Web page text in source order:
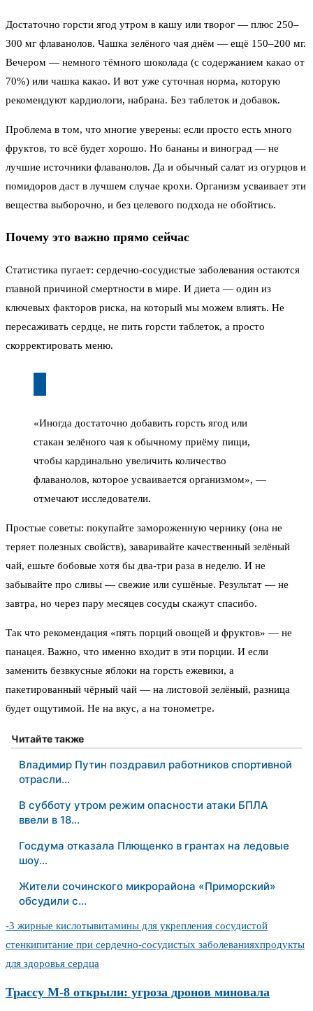
Достаточно горсти ягод утром в кашу или творог — плюс 250–
300 мг флаванолов. Чашка зелёного чая днём — ещё 150–200 мг.
Вечером — немного тёмного шоколада (с содержанием какао от
70%) или чашка какао. И вот уже суточная норма, которую
рекомендуют кардиологи, набрана. Без таблеток и добавок.
Проблема в том, что многие уверены: если просто есть много
фруктов, то всё будет хорошо. Но бананы и виноград — не
лучшие источники флаванолов. Да и обычный салат из огурцов и
помидоров даст в лучшем случае крохи. Организм усваивает эти
вещества выборочно, и без целевого подхода не обойтись.
Почему это важно прямо сейчас
Статистика пугает: сердечно-сосудистые заболевания остаются
главной причиной смертности в мире. И диета — один из
ключевых факторов риска, на который мы можем влиять. Не
пересаживать сердце, не пить горсти таблеток, а просто
скорректировать меню.
«Иногда достаточно добавить горсть ягод или
стакан зелёного чая к обычному приёму пищи,
чтобы кардинально увеличить количество
флаванолов, которое усваивается организмом», —
отмечают исследователи.
Простые советы: покупайте замороженную чернику (она не
теряет полезных свойств), заваривайте качественный зелёный
чай, ешьте бобовые хотя бы два-три раза в неделю. И не
забывайте про сливы — свежие или сушёные. Результат — не
завтра, но через пару месяцев сосуды скажут спасибо.
Так что рекомендация «пять порций овощей и фруктов» — не
панацея. Важно, что именно входит в эти порции. И если
заменить безвкусные яблоки на горсть ежевики, а
пакетированный чёрный чай — на листовой зелёный, разница
будет ощутимой. Не на вкус, а на тонометре.
Читайте также
Владимир Путин поздравил работников спортивной
отрасли…
В субботу утром режим опасности атаки БПЛА
ввели в 18…
Госдума отказала Плющенко в грантах на ледовые
шоу…
Жители сочинского микрорайона «Приморский»
обсудили с…
-3 жирные кислотывитамины для укрепления сосудистой
стенкипитание при сердечно-сосудистых заболеванияхпродукты
для здоровья сердца
Трассу М-8 открыли: угроза дронов миновала